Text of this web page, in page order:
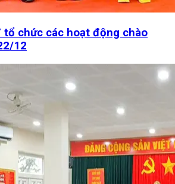
tổ chức các hoạt động chào
12